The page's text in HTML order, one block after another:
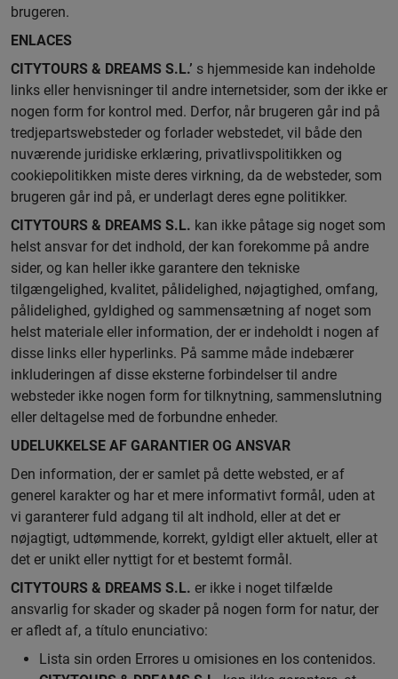
brugeren.
ENLACES
CITYTOURS & DREAMS S.L.’ s hjemmeside kan indeholde
links eller henvisninger til andre internetsider, som der ikke er
nogen form for kontrol med. Derfor, når brugeren går ind på
tredjepartswebsteder og forlader webstedet, vil både den
nuværende juridiske erklæring, privatlivspolitikken og
cookiepolitikken miste deres virkning, da de websteder, som
brugeren går ind på, er underlagt deres egne politikker.
CITYTOURS & DREAMS S.L. kan ikke påtage sig noget som
helst ansvar for det indhold, der kan forekomme på andre
sider, og kan heller ikke garantere den tekniske
tilgængelighed, kvalitet, pålidelighed, nøjagtighed, omfang,
pålidelighed, gyldighed og sammensætning af noget som
helst materiale eller information, der er indeholdt i nogen af
disse links eller hyperlinks. På samme måde indebærer
inkluderingen af disse eksterne forbindelser til andre
websteder ikke nogen form for tilknytning, sammenslutning
eller deltagelse med de forbundne enheder.
UDELUKKELSE AF GARANTIER OG ANSVAR
Den information, der er samlet på dette websted, er af
generel karakter og har et mere informativt formål, uden at
vi garanterer fuld adgang til alt indhold, eller at det er
nøjagtigt, udtømmende, korrekt, gyldigt eller aktuelt, eller at
det er unikt eller nyttigt for et bestemt formål.
CITYTOURS & DREAMS S.L. er ikke i noget tilfælde
ansvarlig for skader og skader på nogen form for natur, der
er afledt af, a título enunciativo:
Lista sin orden Errores u omisiones en los contenidos.